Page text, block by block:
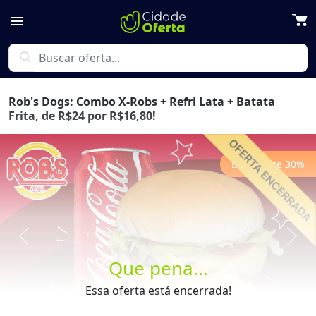
menu
search
Que pena...
Essa oferta está encerrada!
Rob's Dogs: Combo X-Robs + Refri Lata + Batata
Frita, de R$24 por R$16,80!
Economize 30%
Previous Next